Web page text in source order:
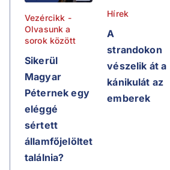
Vezércikk -
Olvasunk a
sorok között
Sikerül
Magyar
Péternek egy
eléggé
sértett
államfőjelöltet
találnia?
Hírek
A
strandokon
vészelik át a
kánikulát az
emberek